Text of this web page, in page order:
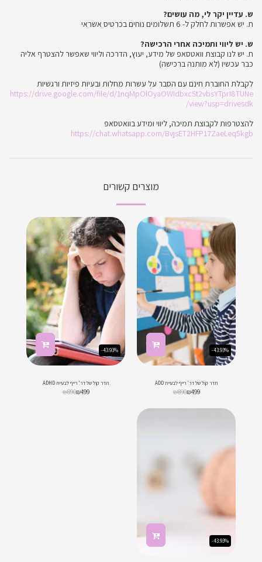
ש. עדיין יקר לי, מה עושים?
ת. יש אפשרות לחלק ל- 6 תשלומים נוחים בכרטיס אשראי
ש. יש ליווי ותמיכה אחרי הרכישה?
ת. יש לנו קבוצת וואטסאפ של מידע, יעוץ, הדרכה וליווי שאפשר להצטרף אליה
כבר עכשיו (לא מותנה ברכישה)
לקבלת החוברת חינם עם הסבר על עשרות מחלות ובעיות פיזיות ורגשיות
https://drive.google.com/file/d/1nqMpOlOyaOWIdbxcSt2vbsYTprI8TUNe
/view?usp=drivesdk
להצטרפות לקבוצת תמיכה, ליווי ומידע בוואטסאפ
https://chat.whatsapp.com/BvjsET2HFP17ZaeLeq5kgb
מוצרים קשורים
-43.93%
תדר קול של דר' רייף לבעיית ADD
₪890₪499
-43.93%
תדר קול של דר' רייף לבעיית ADHD
₪890₪499
-43.93%